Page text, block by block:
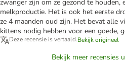
zwanger zijn om ze gezond te houden,
melkproductie. Het is ook het eerste
ze 4 maanden oud zijn. Het bevat alle
kittens nodig hebben voor een goede,
Deze recensie is vertaald.Bekijk origineel
Bekijk meer recensies